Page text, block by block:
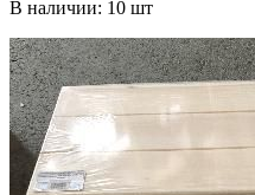
В наличии: 10 шт